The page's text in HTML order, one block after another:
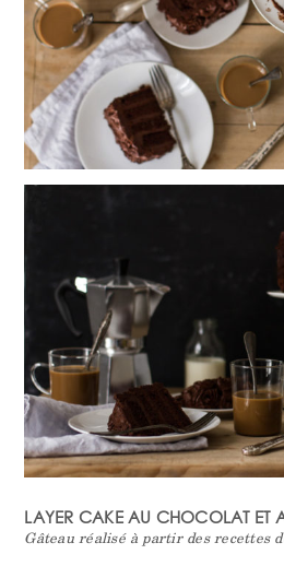
LAYER CAKE AU CHOCOLAT ET
Gâteau réalisé à partir des recettes